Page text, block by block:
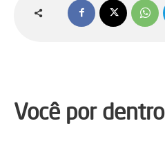
Você por dentro